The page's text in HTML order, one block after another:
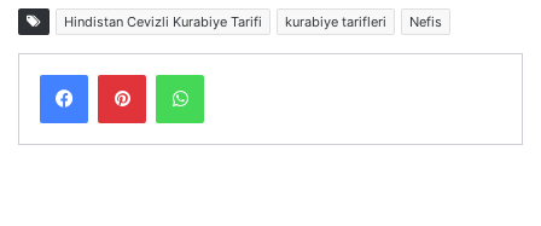
Hindistan Cevizli Kurabiye Tarifi kurabiye tarifleri Nefis
FacebookPinterestWhatsApp